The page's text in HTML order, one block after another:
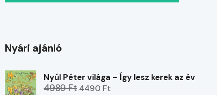
Nyári ajánló
Nyúl Péter világa – Így lesz kerek az év
4989 Ft 4490 Ft